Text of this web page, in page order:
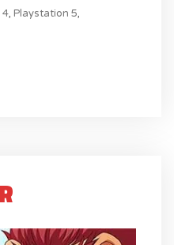
4 Playstation 5